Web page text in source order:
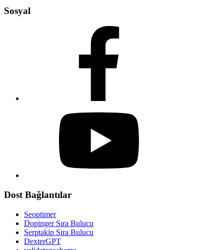
Sosyal
Dost Bağlantılar
Seoptimer
Dopinger Sıra Bulucu
Serptakip Sıra Bulucu
DexterGPT